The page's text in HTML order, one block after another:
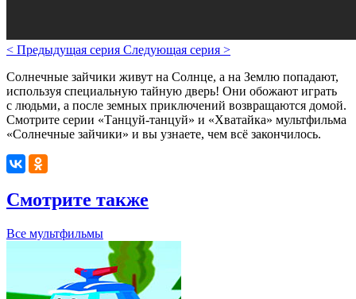
< Предыдущая серия Следующая серия >
Солнечные зайчики живут на Солнце, а на Землю попадают,
используя специальную тайную дверь! Они обожают играть
с людьми, а после земных приключений возвращаются домой.
Смотрите серии «Танцуй-танцуй» и «Хватайка» мультфильма
«Солнечные зайчики» и вы узнаете, чем всё закончилось.
Смотрите также
Все мультфильмы